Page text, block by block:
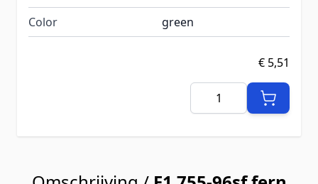
Color
green
€ 5,51
Aantal